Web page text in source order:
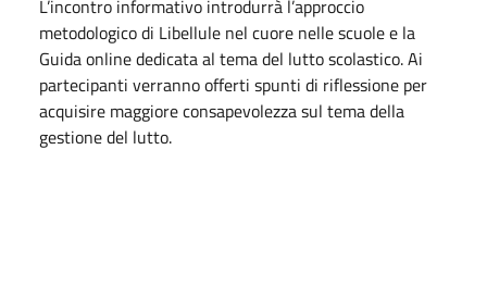
L’incontro informativo introdurrà l’approccio
metodologico di Libellule nel cuore nelle scuole e la
Guida online dedicata al tema del lutto scolastico. Ai
partecipanti verranno offerti spunti di riflessione per
acquisire maggiore consapevolezza sul tema della
gestione del lutto.